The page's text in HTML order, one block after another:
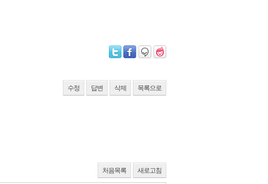
수정 답변 삭제 목록으로
처음목록 새로고침